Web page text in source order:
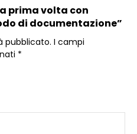
prima volta con
di documentazione”
pubblicato. I campi
*